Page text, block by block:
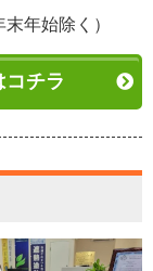
年始除く）
コチラ